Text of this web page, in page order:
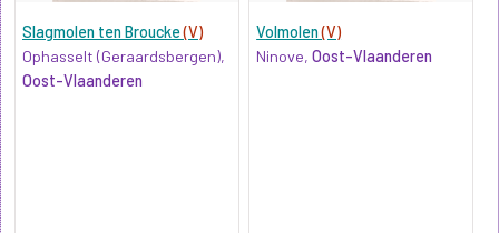
Slagmolen ten Broucke(V)
Ophasselt (Geraardsbergen),
Oost-Vlaanderen
Volmolen(V)
Ninove,Oost-Vlaanderen